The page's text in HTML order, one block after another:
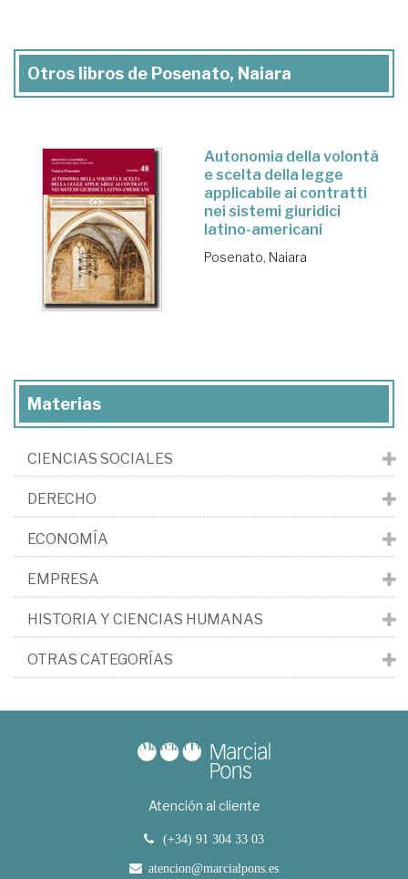
Otros libros de Posenato, Naiara
Autonomia della volontà
e scelta della legge
applicabile ai contratti
nei sistemi giuridici
latino-americani
Posenato, Naiara
Materias
CIENCIAS SOCIALES
DERECHO
ECONOMÍA
EMPRESA
HISTORIA Y CIENCIAS HUMANAS
OTRAS CATEGORÍAS
Atención al cliente
(+34) 91 304 33 03
atencion@marcialpons.es